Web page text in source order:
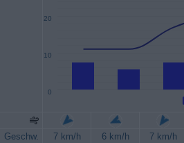
0
10
20
Geschw. 7 km/h 6 km/h 7 km/h